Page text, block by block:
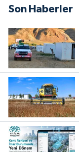
Son Haberler